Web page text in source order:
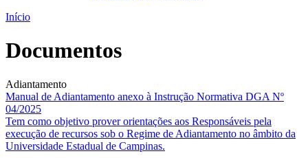
Início
Documentos
Adiantamento
Manual de Adiantamento anexo à Instrução Normativa DGA Nº
04/2025
Tem como objetivo prover orientações aos Responsáveis pela
execução de recursos sob o Regime de Adiantamento no âmbito da
Universidade Estadual de Campinas.